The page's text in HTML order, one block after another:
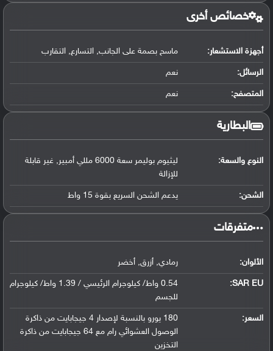
خصائص أخرى
أجهزة الاستشعار: ماسح بصمة على الجانب, التسارع, التقارب
الرسائل: نعم
المتصفح: نعم
البطارية
النوع والسعة:
ليثيوم بوليمر سعة 6000 مللي أمبير, غير قابلة
للإزالة
الشحن: يدعم الشحن السريع بقوة 15 واط
‏متفرقات‏
الألوان: رمادي, أزرق, أخضر
SAR EU:
0.54 واط/ كيلوجرام الرئيسي / 1.39 واط/ كيلوجرام
للجسم
السعر:
180 يورو بالنسبة لإصدار 4 جيجابايت من ذاكرة
الوصول العشوائي رام مع 64 جيجابايت من ذاكرة
التخزين